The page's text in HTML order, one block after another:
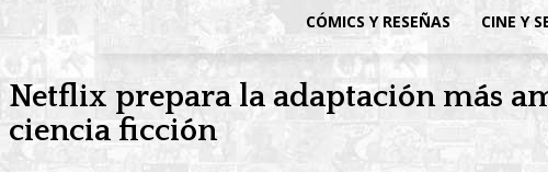
CÓMICS Y RESEÑAS CINE Y
Netflix prepara la adaptación más
ciencia ficción